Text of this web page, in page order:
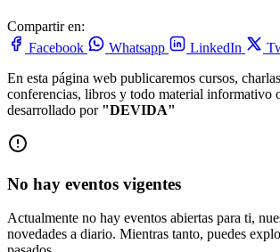
Compartir en:
Facebook
Whatsapp LinkedIn
En esta página web publicaremos cursos,
conferencias, libros y todo material informativo
desarrollado por "DEVIDA"
No hay eventos vigentes
Actualmente no hay eventos abiertas para ti,
novedades a diario. Mientras tanto, puedes